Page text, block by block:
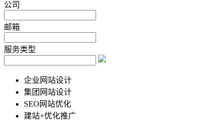
公司
邮箱
服务类型
企业网站设计
集团网站设计
SEO网站优化
建站+优化推广